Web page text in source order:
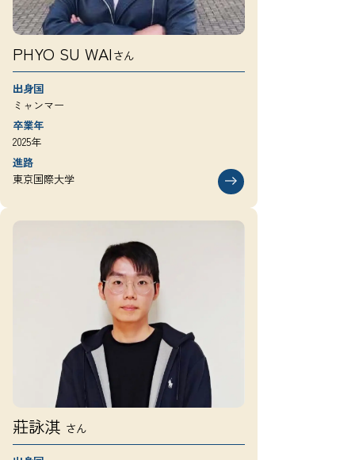
PHYO SU WAIさん
出身国
ミャンマー
卒業年
2025年
進路
東京国際大学
莊詠淇 さん